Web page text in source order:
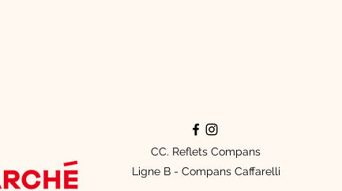
CC. Reflets Compans
Ligne B - Compans Caffarelli